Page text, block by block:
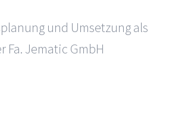
und Umsetzung als
Fa. Jematic GmbH